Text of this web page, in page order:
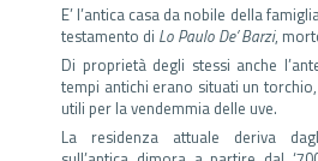
E’ l’antica casa da nobile della
testamento di Lo Paulo De’ Barzi,
Di proprietà degli stessi anche
tempi antichi erano situati un
utili per la vendemmia delle uve.
La residenza attuale deriva